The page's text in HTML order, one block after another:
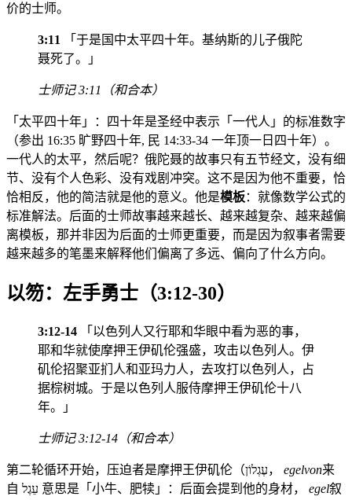
价的士师。
3:11
「于是国中太平四十年。基纳斯的儿子俄陀
聂死了。」
士师记 3:11（和合本）
「太平四十年」：四十年是圣经中表示「一代人」的标准数字
（参出 16:35 旷野四十年, 民 14:33-34 一年顶一日四十年）。
一代人的太平，然后呢？俄陀聂的故事只有五节经文，没有细
节、没有个人色彩、没有戏剧冲突。这不是因为他不重要，恰
恰相反，他的简洁就是他的意义。他是模板：就像数学公式的
标准解法。后面的士师故事越来越长、越来越复杂、越来越偏
离模板，那并非因为后面的士师更重要，而是因为叙事者需要
越来越多的笔墨来解释他们偏离了多远、偏向了什么方向。
以笏：左手勇士（3:12-30）
3:12-14 「以色列人又行耶和华眼中看为恶的事，
耶和华就使摩押王伊矶伦强盛，攻击以色列人。伊
矶伦招聚亚扪人和亚玛力人，去攻打以色列人，占
据棕树城。于是以色列人服侍摩押王伊矶伦十八
年。」
士师记 3:12-14（和合本）
第二轮循环开始，压迫者是摩押王伊矶伦（עֶגְלוֹן， egelvon来
自 עֵגֶל 意思是「小牛、肥犊」：后面会提到他的身材， egel叙